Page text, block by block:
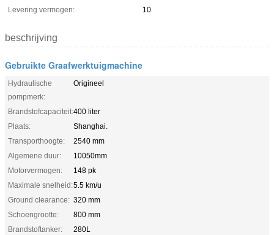
Levering vermogen:
10
beschrijving
Gebruikte Graafwerktuigmachine
Hydraulische
pompmerk:
Origineel
Brandstofcapaciteit:400 liter
Plaats:
Shanghai.
Transporthoogte:
2540 mm
Algemene duur:
10050mm
Motorvermogen:
148 pk
Maximale snelheid:5.5 km/u
Ground clearance: 320 mm
Schoengrootte:
800 mm
Brandstoftanker:
280L